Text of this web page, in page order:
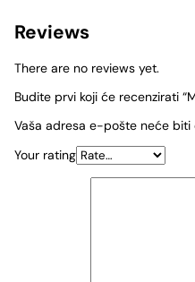
Reviews
There are no reviews yet.
Budite prvi koji će recenzirati
Vaša adresa e-pošte neće biti
Your rating